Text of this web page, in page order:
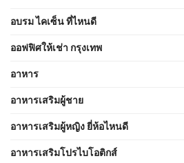
อบรม ไคเซ็น ที่ไหนดี
ออฟฟิศให้เช่า กรุงเทพ
อาหาร
อาหารเสริมผู้ชาย
อาหารเสริมผู้หญิง ยี่ห้อไหนดี
อาหารเสริมโปรไบโอติกส์